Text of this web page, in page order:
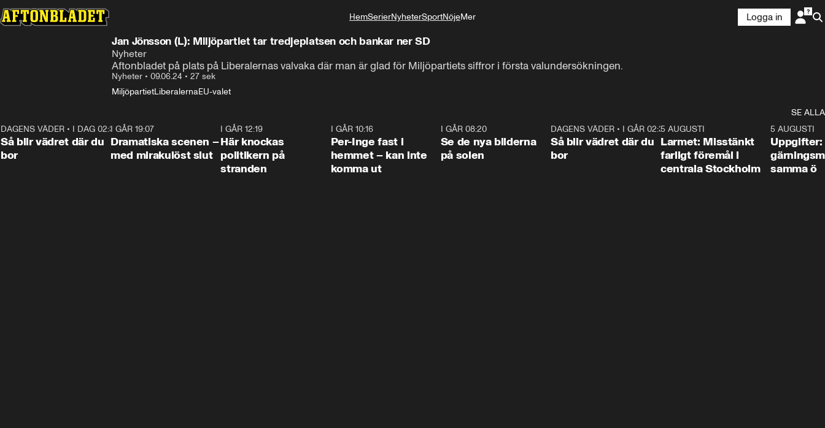
HemSerierNyheterSportNöjeMer
Logga in
Jan Jönsson (L): Miljöpartiet tar tredjeplatsen och bankar ner SD
Nyheter
Aftonbladet på plats på Liberalernas valvaka där man är glad för Miljöpartiets siffror i första valundersökningen.
Nyheter • 09.06.24 • 27 sek
MiljöpartietLiberalernaEU-valet
SE ALLA
1:06
DAGENS VÄDER • I DAG 02:30
Så blir vädret där du
bor
I GÅR 19:07
Dramatiska scenen –
med mirakulöst slut
I GÅR 12:19
Här knockas
politikern på
stranden
I GÅR 10:16
Per-Inge fast i
hemmet – kan inte
komma ut
I GÅR 08:20
Se de nya bilderna
på solen
1:06
DAGENS VÄDER• I GÅR 02:30
Så blir vädret där du
bor
0:35
5 AUGUSTI
Larmet: Misstänkt
farligt föremål i
centrala Stockholm
5 AUGUSTI
Uppgifter:
samma ö